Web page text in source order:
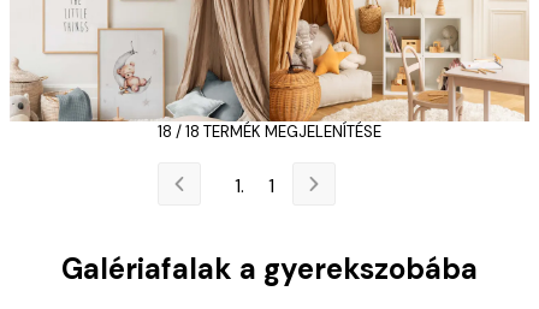
18 / 18 TERMÉK MEGJELENÍTÉSE
1
Galériafalak a gyerekszobába